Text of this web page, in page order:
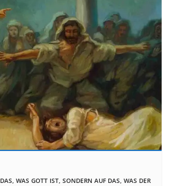
WAS GOTT IST, SONDERN AUF DAS, WAS DER